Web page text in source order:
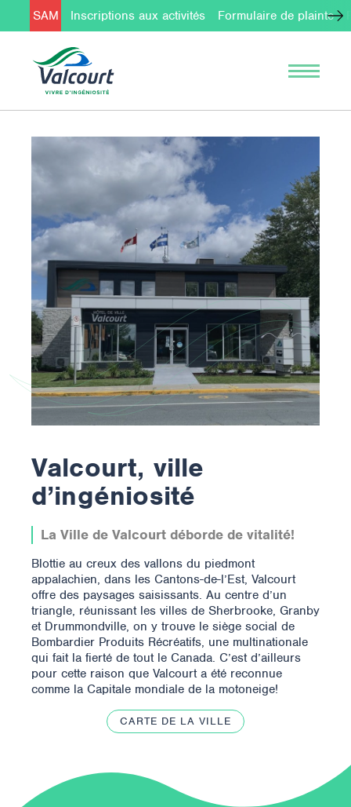
SAM Inscriptions aux activités Formulaire de plainte
Valcourt, ville
d’ingéniosité
La Ville de Valcourt déborde de vitalité!
Blottie au creux des vallons du piedmont
appalachien, dans les Cantons-de-l’Est, Valcourt
offre des paysages saisissants. Au centre d’un
triangle, réunissant les villes de Sherbrooke, Granby
et Drummondville, on y trouve le siège social de
Bombardier Produits Récréatifs, une multinationale
qui fait la fierté de tout le Canada. C’est d’ailleurs
pour cette raison que Valcourt a été reconnue
comme la Capitale mondiale de la motoneige!
CARTE DE LA VILLE